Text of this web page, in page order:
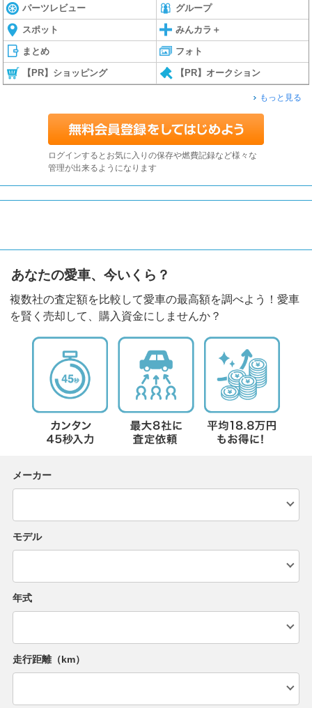
パーツレビュー グループ
スポット みんカラ＋
まとめ フォト
【PR】ショッピング 【PR】オークション
もっと見る
ログインするとお気に入りの保存や燃費記録など様々な
管理が出来るようになります
あなたの愛車、今いくら？
複数社の査定額を比較して愛車の最高額を調べよう！愛車
を賢く売却して、購入資金にしませんか？
メーカー
モデル
年式
走行距離（km）